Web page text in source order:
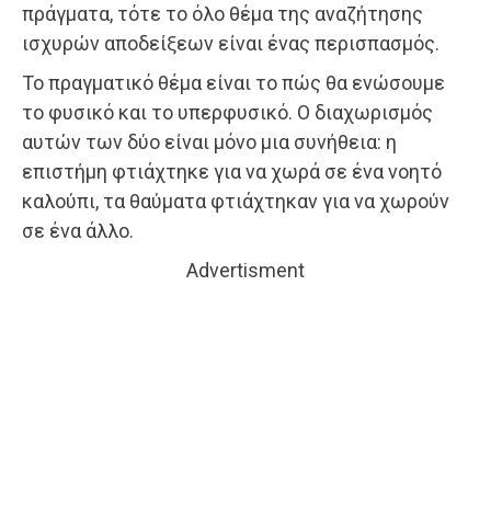
πράγματα, τότε το όλο θέμα της αναζήτησης
ισχυρών αποδείξεων είναι ένας περισπασμός.
Το πραγματικό θέμα είναι το πώς θα ενώσουμε
το φυσικό και το υπερφυσικό. Ο διαχωρισμός
αυτών των δύο είναι μόνο μια συνήθεια: η
επιστήμη φτιάχτηκε για να χωρά σε ένα νοητό
καλούπι, τα θαύματα φτιάχτηκαν για να χωρούν
σε ένα άλλο.
Advertisment